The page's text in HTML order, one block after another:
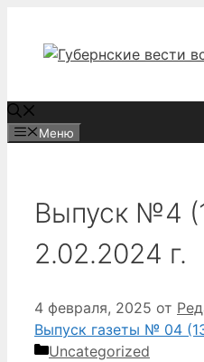
содержимому
Меню
Выпуск №4
2.02.2024 г.
4 февраля, 2025 от
Выпуск газеты № 04
Рубрики
Uncategorized